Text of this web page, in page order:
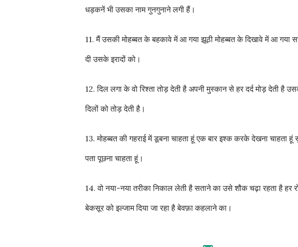
धड़कनें भी उसका नाम गुनगुनाने लगी हैं।
11. मैं उसकी मोहब्बत के बहकावे में आ गया झूठी मोहब्बत के दिखावे में आ
दी उसके इरादों को।
12. दिल लगा के वो रिश्ता तोड़ देती है अपनी मुस्कान से हर दर्द मोड़ देती है
दिलों को तोड़ देती है।
13. मोहब्बत की गहराई में डूबना चाहता हूं एक बार इश्क करके देखना चाहता हूं
पता पूछना चाहता हूं।
14. वो नया-नया तरीका निकाल लेती है सताने का उसे शौक चढ़ा रहता है हर
बेकसूर को इल्जाम दिया जा रहा है बेवफ़ा कहलाने का।